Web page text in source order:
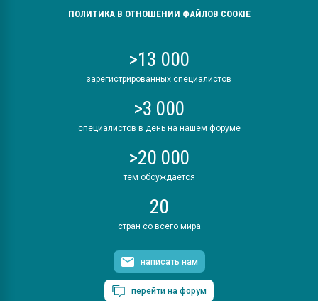
ПОЛИТИКА В ОТНОШЕНИИ ФАЙЛОВ COOKIE
>13 000
зарегистрированных специалистов
>3 000
специалистов в день на нашем форуме
>20 000
тем обсуждается
20
стран со всего мира
написать нам
перейти на форум